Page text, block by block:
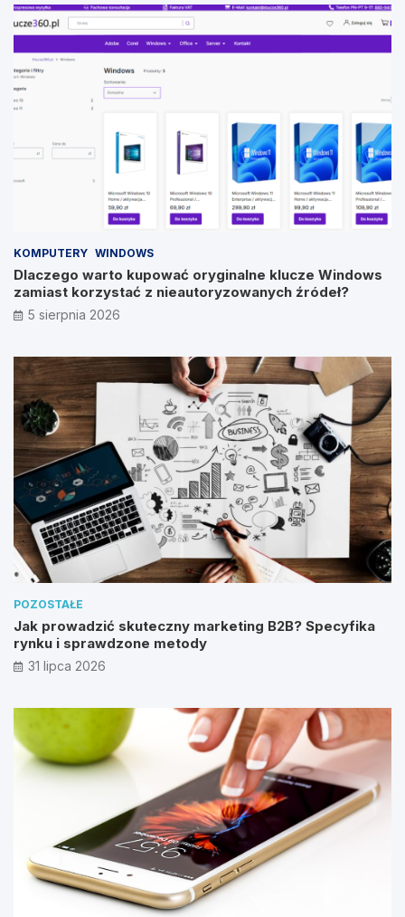
KOMPUTERY WINDOWS
Dlaczego warto kupować oryginalne klucze Windows
zamiast korzystać z nieautoryzowanych źródeł?
5 sierpnia 2026
POZOSTAŁE
Jak prowadzić skuteczny marketing B2B? Specyfika
rynku i sprawdzone metody
31 lipca 2026